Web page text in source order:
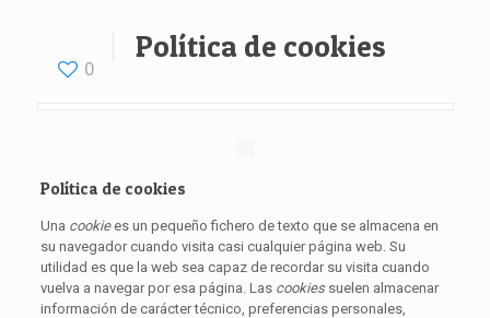
0
Política de cookies
Política de cookies
Una cookiees un pequeño fichero de texto que se almacena en
su navegador cuando visita casi cualquier página web. Su
utilidad es que la web sea capaz de recordar su visita cuando
vuelva a navegar por esa página. Las cookiessuelen almacenar
información de carácter técnico, preferencias personales,